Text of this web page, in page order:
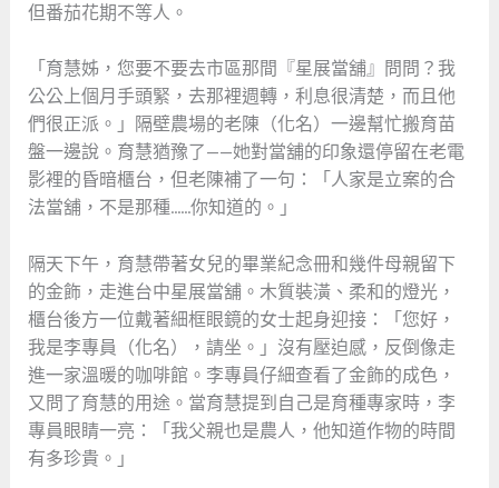
但番茄花期不等人。
「育慧姊，您要不要去市區那間『星展當舖』問問？我
公公上個月手頭緊，去那裡週轉，利息很清楚，而且他
們很正派。」隔壁農場的老陳（化名）一邊幫忙搬育苗
盤一邊說。育慧猶豫了——她對當舖的印象還停留在老電
影裡的昏暗櫃台，但老陳補了一句：「人家是立案的合
法當舖，不是那種……你知道的。」
隔天下午，育慧帶著女兒的畢業紀念冊和幾件母親留下
的金飾，走進台中星展當舖。木質裝潢、柔和的燈光，
櫃台後方一位戴著細框眼鏡的女士起身迎接：「您好，
我是李專員（化名），請坐。」沒有壓迫感，反倒像走
進一家溫暖的咖啡館。李專員仔細查看了金飾的成色，
又問了育慧的用途。當育慧提到自己是育種專家時，李
專員眼睛一亮：「我父親也是農人，他知道作物的時間
有多珍貴。」